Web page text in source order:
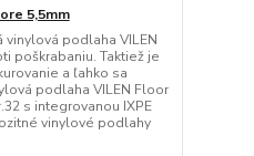
5,5mm
podlaha VILEN
poškrabaniu. Taktiež je
a ľahko sa
podlaha VILEN Floor
s integrovanou IXPE
vinylové podlahy